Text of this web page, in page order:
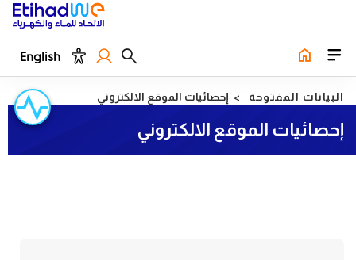
English
البيانات المفتوحة إحصائيات الموقع الالكتروني
إحصائيات الموقع الالكتروني